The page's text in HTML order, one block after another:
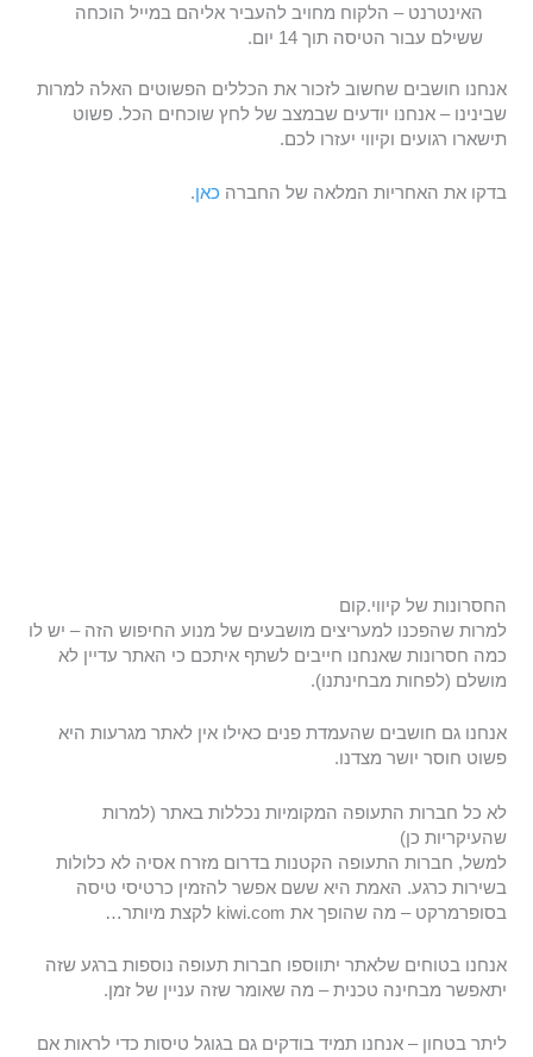
האינטרנט – הלקוח מחויב להעביר אליהם במייל הוכחה
ששילם עבור הטיסה תוך 14 יום.
אנחנו חושבים שחשוב לזכור את הכללים הפשוטים האלה למרות
שבינינו – אנחנו יודעים שבמצב של לחץ שוכחים הכל. פשוט
תישארו רגועים וקיווי יעזרו לכם.
בדקו את האחריות המלאה של החברה כאן.
החסרונות של קיווי.קום
למרות שהפכנו למעריצים מושבעים של מנוע החיפוש הזה – יש לו
כמה חסרונות שאנחנו חייבים לשתף איתכם כי האתר עדיין לא
מושלם (לפחות מבחינתנו).
אנחנו גם חושבים שהעמדת פנים כאילו אין לאתר מגרעות היא
פשוט חוסר יושר מצדנו.
לא כל חברות התעופה המקומיות נכללות באתר (למרות
שהעיקריות כן)
למשל, חברות התעופה הקטנות בדרום מזרח אסיה לא כלולות
בשירות כרגע. האמת היא ששם אפשר להזמין כרטיסי טיסה
בסופרמרקט – מה שהופך את kiwi.com לקצת מיותר…
אנחנו בטוחים שלאתר יתווספו חברות תעופה נוספות ברגע שזה
יתאפשר מבחינה טכנית – מה שאומר שזה עניין של זמן.
ליתר בטחון – אנחנו תמיד בודקים גם בגוגל טיסות כדי לראות אם